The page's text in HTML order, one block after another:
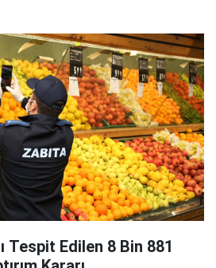
Tespit Edilen 8 Bin 881